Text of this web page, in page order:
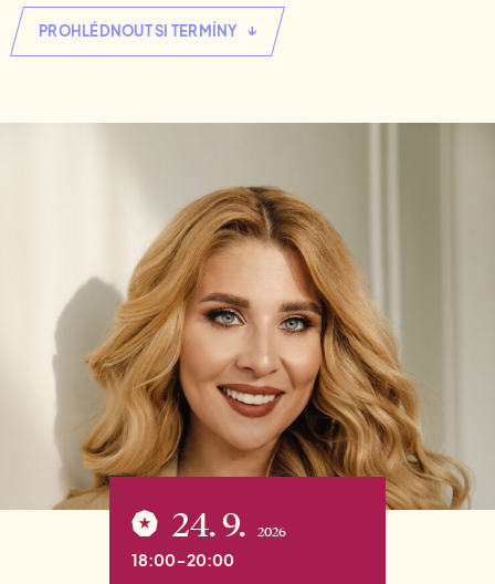
Najdi si vysněnou práci.
Zorientuj se v marketingových pozicích.
Aktuální Miniakademie
Aktuální networkingová setkání
Letní Akademie marketingu
Letní marketingový náskok
Přehled Akademií
Akademie sociálních sítí
Specializace: Social media
Akademie account managementu
Specializace: Account management
Akademie AI v marketingu
Strategická implementace AI v marketingu
Kontakty
Dárkové poukazy
PROHLÉDNOUT SI TERMÍNY ↓
24. 9. 2026
18:00-20:00